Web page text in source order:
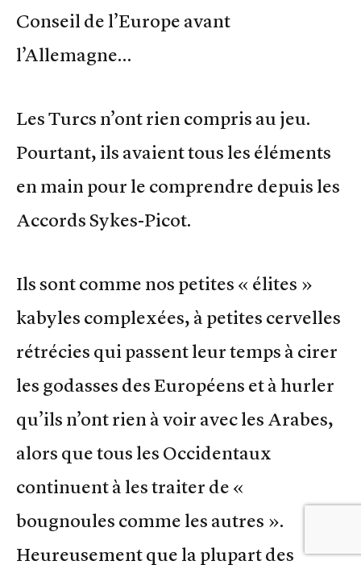
Conseil de l’Europe avant
l’Allemagne…
Les Turcs n’ont rien compris au jeu.
Pourtant, ils avaient tous les éléments
en main pour le comprendre depuis les
Accords Sykes-Picot.
Ils sont comme nos petites « élites »
kabyles complexées, à petites cervelles
rétrécies qui passent leur temps à cirer
les godasses des Européens et à hurler
qu’ils n’ont rien à voir avec les Arabes,
alors que tous les Occidentaux
continuent à les traiter de «
bougnoules comme les autres ».
Heureusement que la plupart des